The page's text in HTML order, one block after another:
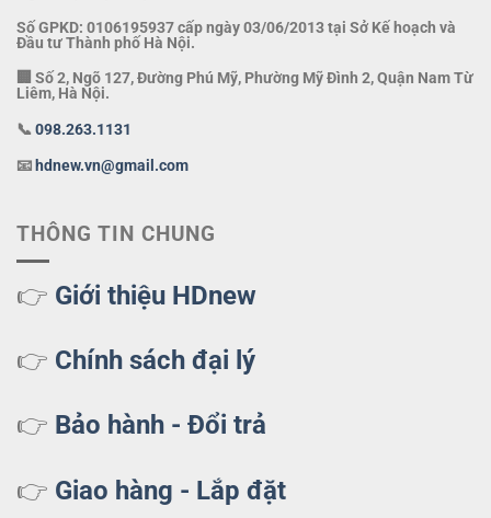
Số GPKD: 0106195937 cấp ngày 03/06/2013 tại Sở Kế hoạch và
Đầu tư Thành phố Hà Nội.
🏢 Số 2, Ngõ 127, Đường Phú Mỹ, Phường Mỹ Đình 2, Quận Nam Từ
Liêm, Hà Nội.
📞 098.263.1131
📧 hdnew.vn@gmail.com
THÔNG TIN CHUNG
👉 Giới thiệu HDnew
👉 Chính sách đại lý
👉 Bảo hành - Đổi trả
👉 Giao hàng - Lắp đặt